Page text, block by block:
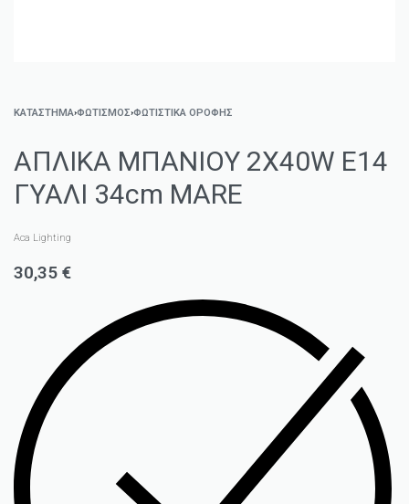
ΚΑΤΑΣΤΗΜΑ›ΦΩΤΙΣΜΌΣ›ΦΩΤΙΣΤΙΚΆ ΟΡΟΦΉΣ
ΑΠΛΙΚΑ ΜΠΑΝΙΟΥ 2Χ40W E14
ΓΥΑΛΙ 34cm MARE
Aca Lighting
30,35 €